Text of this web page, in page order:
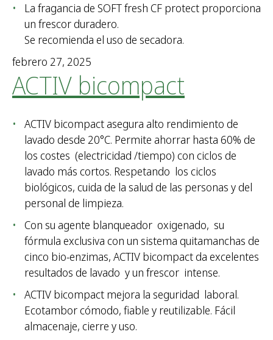
La fragancia de SOFT fresh CF protect proporciona
un frescor duradero.
Se recomienda el uso de secadora.
febrero 27, 2025
ACTIV bicompact
ACTIV bicompact asegura alto rendimiento de
lavado desde 20°C. Permite ahorrar hasta 60% de
los costes (electricidad /tiempo) con ciclos de
lavado más cortos. Respetando los ciclos
biológicos, cuida de la salud de las personas y del
personal de limpieza.
Con su agente blanqueador oxigenado, su
fórmula exclusiva con un sistema quitamanchas de
cinco bio-enzimas, ACTIV bicompact da excelentes
resultados de lavado y un frescor intense.
ACTIV bicompact mejora la seguridad laboral.
Ecotambor cómodo, fiable y reutilizable. Fácil
almacenaje, cierre y uso.